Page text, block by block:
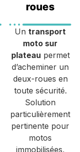
roues
Untransport
moto sur
plateau permet
d’acheminer un
deux-roues en
toute sécurité.
Solution
particulièrement
pertinente pour
motos
immobilisées,